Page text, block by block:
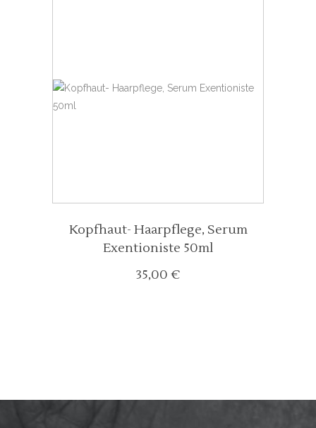
Kopfhaut- Haarpflege, Serum
Exentioniste 50ml
35,00 €